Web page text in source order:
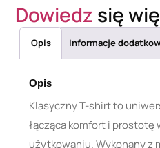
Dowiedz się
Opis Informacje
Opis
Klasyczny T-shirt to
łącząca komfort i prostotę
użytkowaniu. Wykonany z